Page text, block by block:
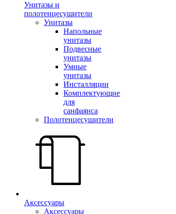
Унитазы и
полотенцесушители
Унитазы
Напольные
унитазы
Подвесные
унитазы
Умные
унитазы
Инсталляции
Комплектующие
для
санфаянса
Полотенцесушители
Аксессуары
Аксессуары